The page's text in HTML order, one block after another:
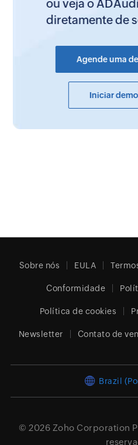
ou veja o
diretamente de
Agende uma
Iniciar
Sobre nós EULA
Conformidade
Política de cookies
Newsletter Contato de
Brazil
© 2026 Zoho Corporation